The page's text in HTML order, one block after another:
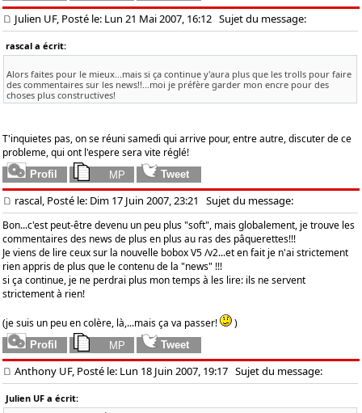
Julien UF, Posté le: Lun 21 Mai 2007, 16:12 Sujet du message:
rascal a écrit:
Alors faites pour le mieux...mais si ça continue y'aura plus que les trolls pour faire
des commentaires sur les news!!...moi je préfère garder mon encre pour des
choses plus constructives!
T'inquietes pas, on se réuni samedi qui arrive pour, entre autre, discuter de ce
probleme, qui ont l'espere sera vite réglé!
rascal, Posté le: Dim 17 Juin 2007, 23:21 Sujet du message:
Bon...c'est peut-être devenu un peu plus "soft", mais globalement, je trouve les
commentaires des news de plus en plus au ras des pâquerettes!!!
Je viens de lire ceux sur la nouvelle bobox V5 /v2...et en fait je n'ai strictement
rien appris de plus que le contenu de la "news" !!!
si ça continue, je ne perdrai plus mon temps à les lire: ils ne servent
strictement à rien!
(je suis un peu en colère, là,...mais ça va passer! )
Anthony UF, Posté le: Lun 18 Juin 2007, 19:17 Sujet du message:
Julien UF a écrit: